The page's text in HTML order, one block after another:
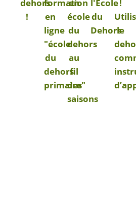
dehors
!
formation
en
ligne
"école
du
dehors
primaire"
en
école
du
dehors
au
fil
des
saisons
l'Ecole
du
Dehors
!
le